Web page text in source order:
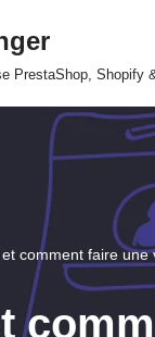
PrestaShop, Shopify
comment faire une